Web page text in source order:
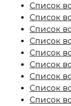
Список
Список
Список
Список
Список
Список
Список
Список
Список